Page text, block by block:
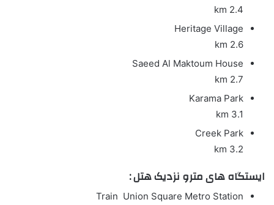
2.4 km
Heritage Village
2.6 km
Saeed Al Maktoum House
2.7 km
Karama Park
3.1 km
Creek Park
3.2 km
ایستگاه های مترو نزدیک هتل :
Train Union Square Metro Station